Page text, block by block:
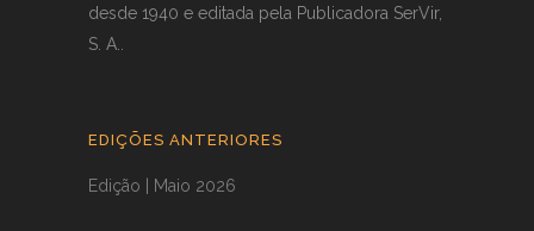
desde 1940 e editada pela Publicadora SerVir,
S. A..
EDIÇÕES ANTERIORES
Edição | Maio 2026